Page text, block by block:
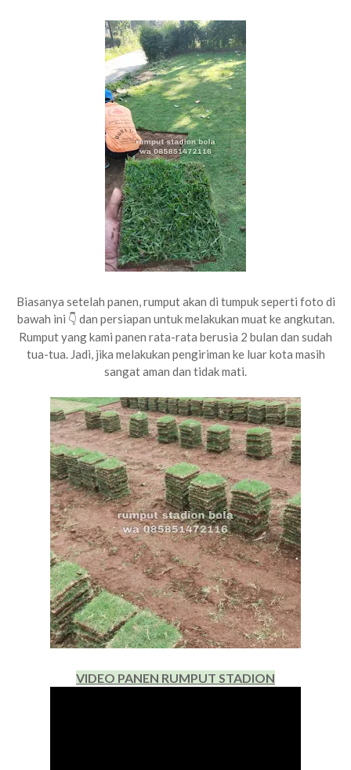
Biasanya setelah panen, rumput akan di tumpuk seperti foto di
bawah ini 👇 dan persiapan untuk melakukan muat ke angkutan.
Rumput yang kami panen rata-rata berusia 2 bulan dan sudah
tua-tua. Jadi, jika melakukan pengiriman ke luar kota masih
sangat aman dan tidak mati.
VIDEO PANEN RUMPUT STADION